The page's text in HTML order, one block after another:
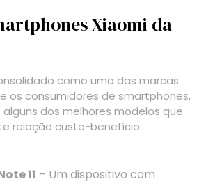
Xiaomi da
como uma das marcas
os consumidores de smartphones,
dos melhores modelos que
relação custo-benefício:
11 – Um dispositivo com